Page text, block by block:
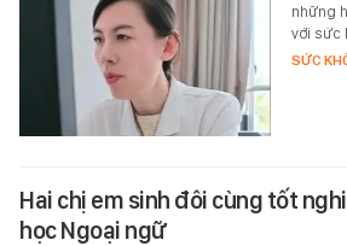
những
với sức
SỨC
Hai chị em sinh đôi cùng tốt
học Ngoại ngữ